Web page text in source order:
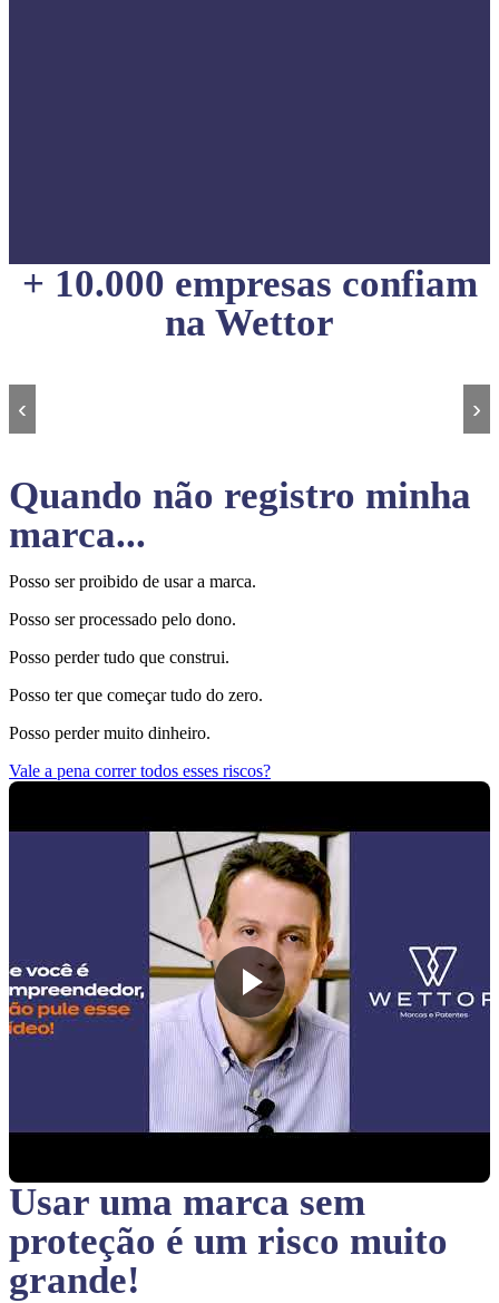
+ 10.000 empresas confiam
na Wettor
‹ ›
Quando não registro minha
marca...
Posso ser proibido de usar a marca.
Posso ser processado pelo dono.
Posso perder tudo que construi.
Posso ter que começar tudo do zero.
Posso perder muito dinheiro.
Vale a pena correr todos esses riscos?
Usar uma marca sem
proteção é um risco muito
grande!